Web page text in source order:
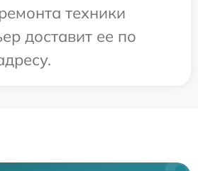
техники
доставит ее по